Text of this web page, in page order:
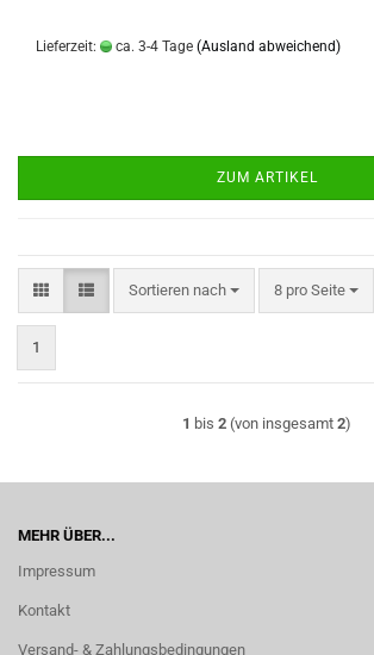
Lieferzeit: ca. 3-4 Tage (Ausland abweichend)
ZUM ARTIKEL
Sortieren nach
Sortieren nach 8 pro Seite
pro Seite
1
1 bis 2 (von insgesamt 2)
MEHR ÜBER...
Impressum
Kontakt
Versand- & Zahlungsbedingungen